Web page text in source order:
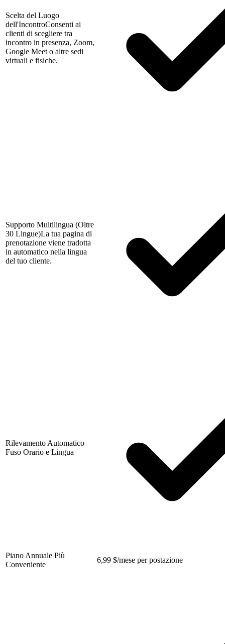
Scelta del Luogo
dell'IncontroConsenti ai
clienti di scegliere tra
incontro in presenza, Zoom,
Google Meet o altre sedi
virtuali e fisiche.
Supporto Multilingua (Oltre
30 Lingue)La tua pagina di
prenotazione viene tradotta
in automatico nella lingua
del tuo cliente.
Rilevamento Automatico
Fuso Orario e Lingua
Piano Annuale Più
Conveniente
6,99 $/mese per postazione